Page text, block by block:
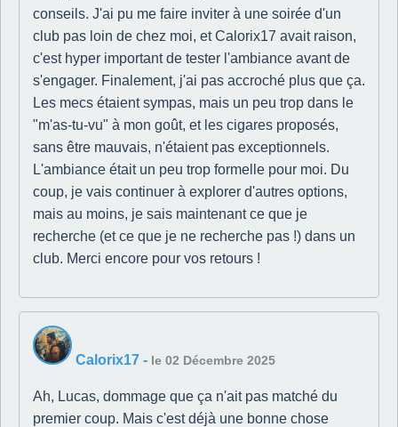
conseils. J'ai pu me faire inviter à une soirée d'un
club pas loin de chez moi, et Calorix17 avait raison,
c'est hyper important de tester l'ambiance avant de
s'engager. Finalement, j'ai pas accroché plus que ça.
Les mecs étaient sympas, mais un peu trop dans le
"m'as-tu-vu" à mon goût, et les cigares proposés,
sans être mauvais, n'étaient pas exceptionnels.
L'ambiance était un peu trop formelle pour moi. Du
coup, je vais continuer à explorer d'autres options,
mais au moins, je sais maintenant ce que je
recherche (et ce que je ne recherche pas !) dans un
club. Merci encore pour vos retours !
Calorix17 - le 02 Décembre 2025
Ah, Lucas, dommage que ça n'ait pas matché du
premier coup. Mais c'est déjà une bonne chose